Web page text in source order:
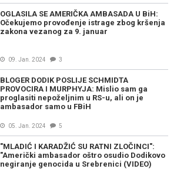
OGLASILA SE AMERIČKA AMBASADA U BiH:
Očekujemo provođenje istrage zbog kršenja
zakona vezanog za 9. januar
09. Jan. 2024 3
BLOGER DODIK POSLIJE SCHMIDTA
PROVOCIRA I MURPHYJA: Mislio sam ga
proglasiti nepoželjnim u RS-u, ali on je
ambasador samo u FBiH
05. Jan. 2024 5
"MLADIĆ I KARADŽIĆ SU RATNI ZLOČINCI":
"Američki ambasador oštro osudio Dodikovo
negiranje genocida u Srebrenici (VIDEO)